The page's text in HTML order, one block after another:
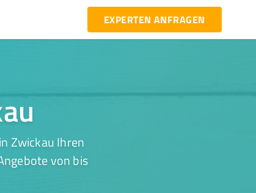
EXPERTEN ANFRAGEN
Zwickau Ihren
von bis